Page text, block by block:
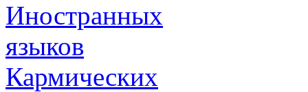
Иностранных
языков
Кармических